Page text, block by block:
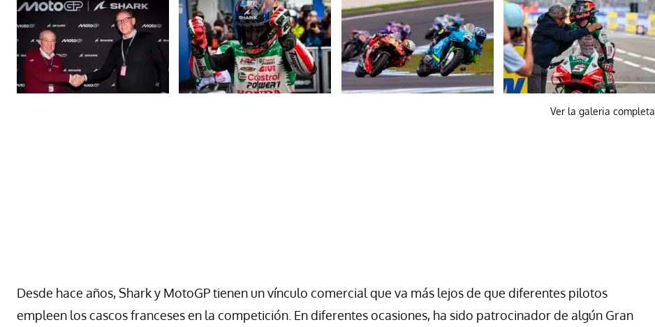
Ver la galeria completa
Desde hace años, Shark y MotoGP tienen un vínculo comercial que va más lejos de que diferentes pilotos
empleen los cascos franceses en la competición. En diferentes ocasiones, ha sido patrocinador de algún Gran